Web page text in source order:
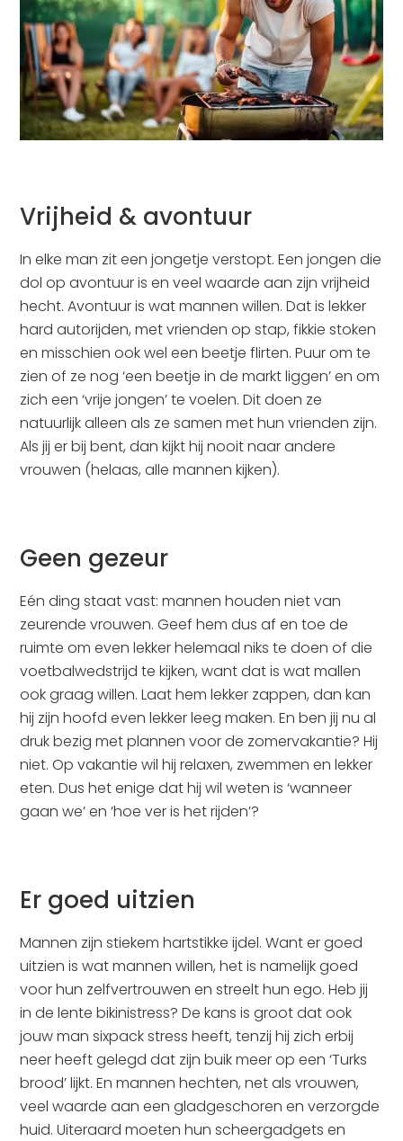
Vrijheid & avontuur
In elke man zit een jongetje verstopt. Een jongen die
dol op avontuur is en veel waarde aan zijn vrijheid
hecht. Avontuur is wat mannen willen. Dat is lekker
hard autorijden, met vrienden op stap, fikkie stoken
en misschien ook wel een beetje flirten. Puur om te
zien of ze nog ‘een beetje in de markt liggen’ en om
zich een ‘vrije jongen’ te voelen. Dit doen ze
natuurlijk alleen als ze samen met hun vrienden zijn.
Als jij er bij bent, dan kijkt hij nooit naar andere
vrouwen (helaas, alle mannen kijken).
Geen gezeur
Eén ding staat vast: mannen houden niet van
zeurende vrouwen. Geef hem dus af en toe de
ruimte om even lekker helemaal niks te doen of die
voetbalwedstrijd te kijken, want dat is wat mallen
ook graag willen. Laat hem lekker zappen, dan kan
hij zijn hoofd even lekker leeg maken. En ben jij nu al
druk bezig met plannen voor de zomervakantie? Hij
niet. Op vakantie wil hij relaxen, zwemmen en lekker
eten. Dus het enige dat hij wil weten is ‘wanneer
gaan we’ en ‘hoe ver is het rijden’?
Er goed uitzien
Mannen zijn stiekem hartstikke ijdel. Want er goed
uitzien is wat mannen willen, het is namelijk goed
voor hun zelfvertrouwen en streelt hun ego. Heb jij
in de lente bikinistress? De kans is groot dat ook
jouw man sixpack stress heeft, tenzij hij zich erbij
neer heeft gelegd dat zijn buik meer op een ‘Turks
brood’ lijkt. En mannen hechten, net als vrouwen,
veel waarde aan een gladgeschoren en verzorgde
huid. Uiteraard moeten hun scheergadgets en